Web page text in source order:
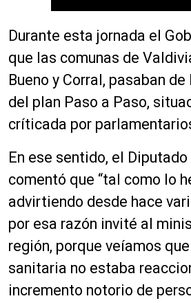
Durante esta jornada el
que las comunas de
Bueno y Corral, pasaban
del plan Paso a Paso,
críticada por
En ese sentido, el
comentó que “tal como lo
advirtiendo desde hace
por esa razón invité al
región, porque veíamos
sanitaria no estaba
incremento notorio de